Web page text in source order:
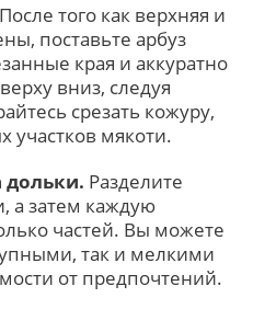
После того как верхняя и
поставьте арбуз
края и аккуратно
вниз, следуя
срезать кожуру,
участков мякоти.
дольки. Разделите
а затем каждую
частей. Вы можете
так и мелкими
от предпочтений.